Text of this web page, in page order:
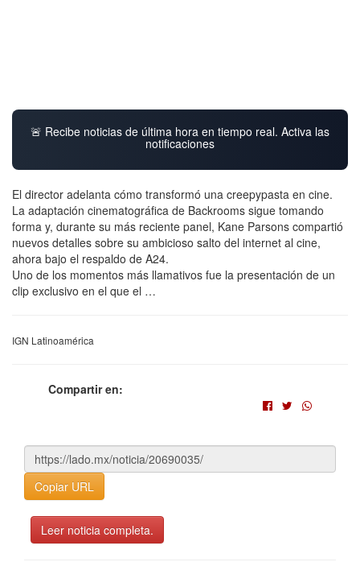
🚨 Recibe noticias de última hora en tiempo real. Activa las
notificaciones
El director adelanta cómo transformó una creepypasta en cine.
La adaptación cinematográfica de Backrooms sigue tomando
forma y, durante su más reciente panel, Kane Parsons compartió
nuevos detalles sobre su ambicioso salto del internet al cine,
ahora bajo el respaldo de A24.
Uno de los momentos más llamativos fue la presentación de un
clip exclusivo en el que el …
IGN Latinoamérica
Compartir en:
Copiar URL
Leer noticia completa.